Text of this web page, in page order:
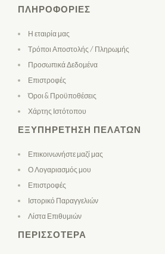
ΠΛΗΡΟΦΟΡΊΕΣ
Η εταιρία μας
Τρόποι Αποστολής / Πληρωμής
Προσωπικά Δεδομένα
Επιστροφές
Όροι & Προϋποθέσεις
Χάρτης Ιστότοπου
ΕΞΥΠΗΡΈΤΗΣΗ ΠΕΛΑΤΏΝ
Επικοινωνήστε μαζί μας
Ο Λογαριασμός μου
Επιστροφές
Ιστορικό Παραγγελιών
Λίστα Επιθυμιών
ΠΕΡΙΣΣΌΤΕΡΑ